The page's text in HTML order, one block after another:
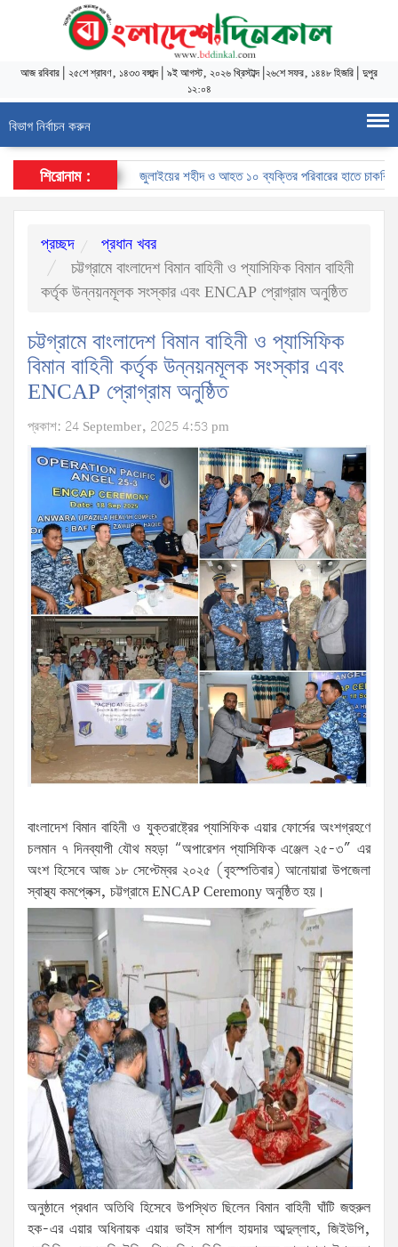
আজরবিবার ২৫শে শ্রাবণ, ১৪৩৩ বঙ্গাব্দ| ৯ই আগস্ট, ২০২৬ খ্রিস্টাব্দ| ২৬শে সফর, ১৪৪৮ হিজরি দুপুর
১২:০৪
বিভাগ নির্বাচন করুন
শিরোনাম : জুলাইয়ের শহীদ ও আহত ১০ ব্যক্তির পরিবারের হাতে চাকরির
প্রচ্ছদ
প্রধান খবর
চট্টগ্রামে বাংলাদেশ বিমান বাহিনী ও প্যাসিফিক বিমান বাহিনী
কর্তৃক উন্নয়নমূলক সংস্কার এবং ENCAP প্রোগ্রাম অনুষ্ঠিত
চট্টগ্রামে বাংলাদেশ বিমান বাহিনী ও প্যাসিফিক
বিমান বাহিনী কর্তৃক উন্নয়নমূলক সংস্কার এবং
ENCAP প্রোগ্রাম অনুষ্ঠিত
প্রকাশ: 24 September, 2025 4:53 pm
বাংলাদেশ বিমান বাহিনী ও যুক্তরাষ্ট্রের প্যাসিফিক এয়ার ফোর্সের অংশগ্রহণে
চলমান ৭ দিনব্যাপী যৌথ মহড়া “অপারেশন প্যাসিফিক এঞ্জেল ২৫-৩” এর
অংশ হিসেবে আজ ১৮ সেপ্টেম্বর ২০২৫ (বৃহস্পতিবার) আনোয়ারা উপজেলা
স্বাস্থ্য কমপ্লেক্স, চট্টগ্রামে ENCAP Ceremony অনুষ্ঠিত হয়।
অনুষ্ঠানে প্রধান অতিথি হিসেবে উপস্থিত ছিলেন বিমান বাহিনী ঘাঁটি জহুরুল
হক-এর এয়ার অধিনায়ক এয়ার ভাইস মার্শাল হায়দার আব্দুল্লাহ, জিইউপি,